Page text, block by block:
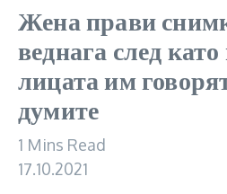
Жена прави
веднага след
лицата им
думите
1 Mins Read
17.10.2021